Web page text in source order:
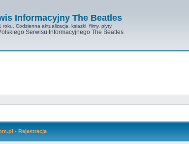
Informacyjny The Beatles
roku. Codzienna aktualizacja, ksiazki, filmy, plyty.
Serwisu Informacyjnego The Beatles
- Rejestracja